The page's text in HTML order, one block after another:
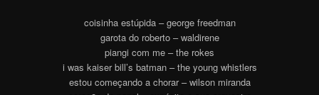
coisinha estúpida – george freedman
garota do roberto – waldirene
piangi com me – the rokes
i was kaiser bill’s batman – the young whistlers
estou começando a chorar – wilson miranda